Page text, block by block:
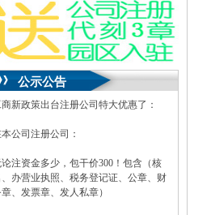
公示公告
新政策出台注册公司特大优惠了：
公司注册公司：
注资金多少，包干价300！包含（核
办营业执照、税务登记证、公章、财
、发票章、发人私章）